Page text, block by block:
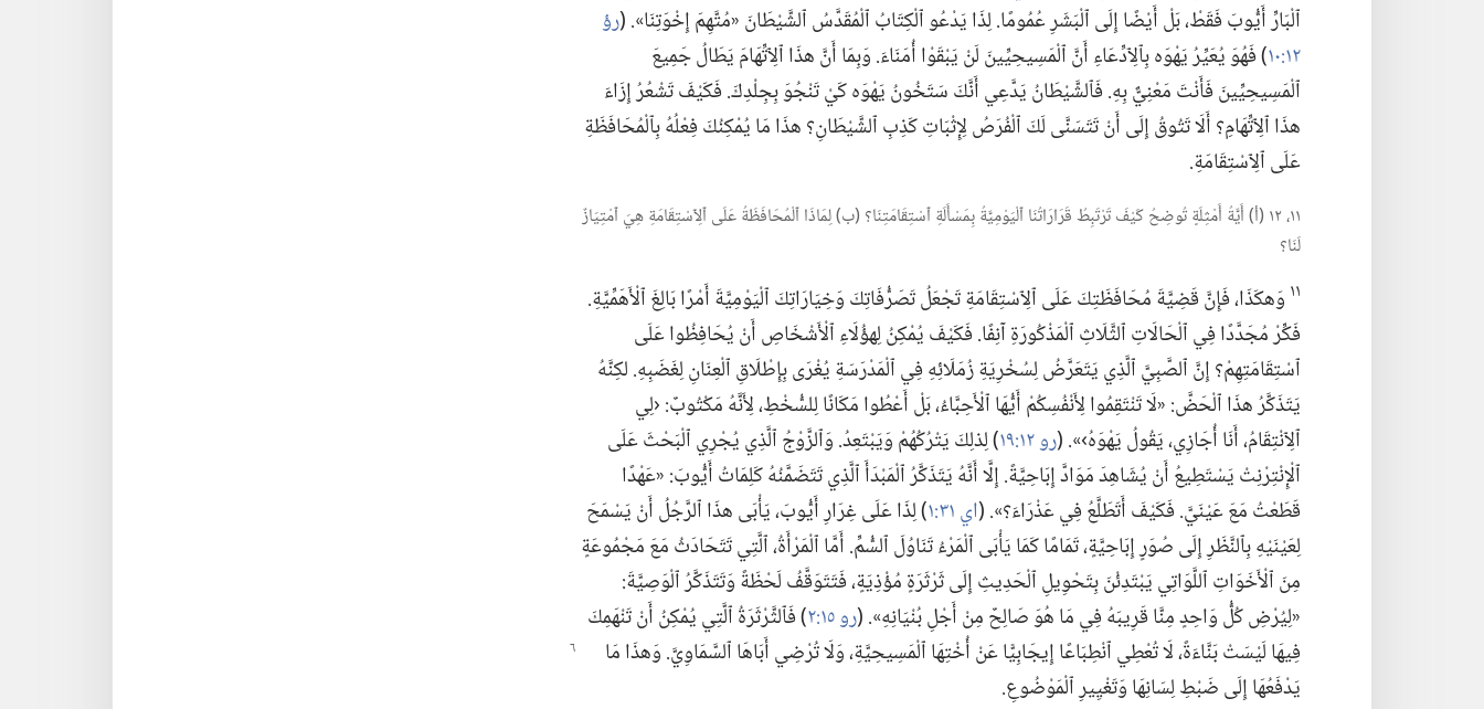
ٱلْبَارِّ أَيُّوبَ فَقَطْ،‏ بَلْ أَيْضًا إِلَى ٱلْبَشَرِ عُمُومًا.‏ لِذَا يَدْعُو ٱلْكِتَابُ ٱلْمُقَدَّسُ ٱلشَّيْطَانَ «مُتَّهِمَ إِخْوَتِنَا».‏ (‏رؤ
١٢:‏١٠ ‏)‏ فَهُوَ يُعَيِّرُ يَهْوَه بِٱلِٱدِّعَاءِ أَنَّ ٱلْمَسِيحِيِّينَ لَنْ يَبْقَوْا أُمَنَاءَ.‏ وَبِمَا أَنَّ هذَا ٱلِٱتِّهَامَ يَطَالُ جَمِيعَ
ٱلْمَسِيحِيِّينَ فَأَنْتَ مَعْنِيٌّ بِهِ.‏ فَٱلشَّيْطَانُ يَدَّعِي أَنَّكَ سَتَخُونُ يَهْوَه كَيْ تَنْجُوَ بِجِلْدِكَ.‏ فَكَيْفَ تَشْعُرُ إِزَاءَ
هذَا ٱلِٱتِّهَامِ؟‏ أَلَا تَتُوقُ إِلَى أَنْ تَتَسَنَّى لَكَ ٱلْفُرَصُ لِإِثْبَاتِ كَذِبِ ٱلشَّيْطَانِ؟‏ هذَا مَا يُمْكِنُكَ فِعْلُهُ بِٱلْمُحَافَظَةِ
عَلَى ٱلِٱسْتِقَامَةِ.‏
١١،‏ ١٢ (‏أ)‏ أَيَّةُ أَمْثِلَةٍ تُوضِحُ كَيْفَ تَرْتَبِطُ قَرَارَاتُنَا ٱلْيَوْمِيَّةُ بِمَسْأَلَةِ ٱسْتِقَامَتِنَا؟‏ (‏ب)‏ لِمَاذَا ٱلْمُحَافَظَةُ عَلَى ٱلِٱسْتِقَامَةِ هِيَ ٱمْتِيَازٌ
لَنَا؟‏
١١ وَهكَذَا،‏ فَإِنَّ قَضِيَّةَ مُحَافَظَتِكَ عَلَى ٱلِٱسْتِقَامَةِ تَجْعَلُ تَصَرُّفَاتِكَ وَخِيَارَاتِكَ ٱلْيَوْمِيَّةَ أَمْرًا بَالِغَ ٱلْأَهَمِّيَّةِ.‏
فَكِّرْ مُجَدَّدًا فِي ٱلْحَالَاتِ ٱلثَّلَاثِ ٱلْمَذْكُورَةِ آنِفًا.‏ فَكَيْفَ يُمْكِنُ لِهؤُلَاءِ ٱلْأَشْخَاصِ أَنْ يُحَافِظُوا عَلَى
ٱسْتِقَامَتِهِمْ؟‏ إِنَّ ٱلصَّبِيَّ ٱلَّذِي يَتَعَرَّضُ لِسُخْرِيَةِ زُمَلَائِهِ فِي ٱلْمَدْرَسَةِ يُغْرَى بِإِطْلَاقِ ٱلْعِنَانِ لِغَضَبِهِ.‏ لكِنَّهُ
يَتَذَكَّرُ هذَا ٱلْحَضَّ:‏ «لَا تَنْتَقِمُوا لِأَنْفُسِكُمْ أَيُّهَا ٱلْأَحِبَّاءُ،‏ بَلْ أَعْطُوا مَكَانًا لِلسُّخْطِ،‏ لِأَنَّهُ مَكْتُوبٌ:‏ ‹لِي
ٱلِٱنْتِقَامُ،‏ أَنَا أُجَازِي،‏ يَقُولُ يَهْوَهُ›».‏ (‏رو ١٢:‏١٩
‏)‏ لِذلِكَ يَتْرُكُهُمْ وَيَبْتَعِدُ.‏ وَٱلزَّوْجُ ٱلَّذِي يُجْرِي ٱلْبَحْثَ عَلَى
ٱلْإِنْتِرْنِتْ يَسْتَطِيعُ أَنْ يُشَاهِدَ مَوَادَّ إِبَاحِيَّةً.‏ إِلَّا أَنَّهُ يَتَذَكَّرُ ٱلْمَبْدَأَ ٱلَّذِي تَتَضَمَّنُهُ كَلِمَاتُ أَيُّوبَ:‏ «عَهْدًا
قَطَعْتُ مَعَ عَيْنَيَّ.‏ فَكَيْفَ أَتَطَلَّعُ فِي عَذْرَاءَ؟‏».‏ (‏اي ٣١:‏١
‏)‏ لِذَا عَلَى غِرَارِ أَيُّوبَ،‏ يَأْبَى هذَا ٱلرَّجُلُ أَنْ يَسْمَحَ
لِعَيْنَيْهِ بِٱلنَّظَرِ إِلَى صُوَرٍ إِبَاحِيَّةٍ،‏ تَمَامًا كَمَا يَأْبَى ٱلْمَرْءُ تَنَاوُلَ ٱلسُّمِّ.‏ أَمَّا ٱلْمَرْأَةُ،‏ ٱلَّتِي تَتَحَادَثُ مَعَ مَجْمُوعَةٍ
مِنَ ٱلْأَخَوَاتِ ٱللَّوَاتِي يَبْتَدِئْنَ بِتَحْوِيلِ ٱلْحَدِيثِ إِلَى ثَرْثَرَةٍ مُؤْذِيَةٍ،‏ فَتَتَوَقَّفُ لَحْظَةً وَتَتَذَكَّرُ ٱلْوَصِيَّةَ:‏
«لِيُرْضِ كُلُّ وَاحِدٍ مِنَّا قَرِيبَهُ فِي مَا هُوَ صَالِحٌ مِنْ أَجْلِ بُنْيَانِهِ».‏ (‏رو ١٥:‏٢
‏)‏ فَٱلثَّرْثَرَةُ ٱلَّتِي يُمْكِنُ أَنْ تَنْهَمِكَ
فِيهَا لَيْسَتْ بَنَّاءَةً،‏ لَا تُعْطِي ٱنْطِبَاعًا إِيجَابِيًّا عَنْ أُخْتِهَاٱلْمَسِيحِيَّةِ،‏ وَلَا تُرْضِي أَبَاهَا ٱلسَّمَاوِيَّ.‏ وَهذَا مَا
يَدْفَعُهَا إِلَى ضَبْطِ لِسَانِهَا وَتَغْيِيرِ ٱلْمَوْضُوعِ.‏